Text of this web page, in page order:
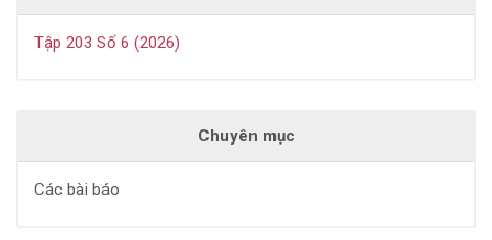
Tập 203 Số 6 (2026)
Chuyên mục
Các bài báo